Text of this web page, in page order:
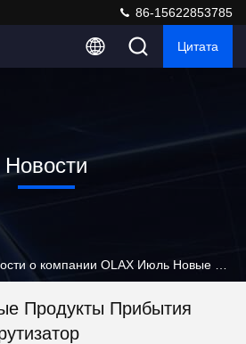
86-15622853785
Цитата
Новости
Продукты Прибытия